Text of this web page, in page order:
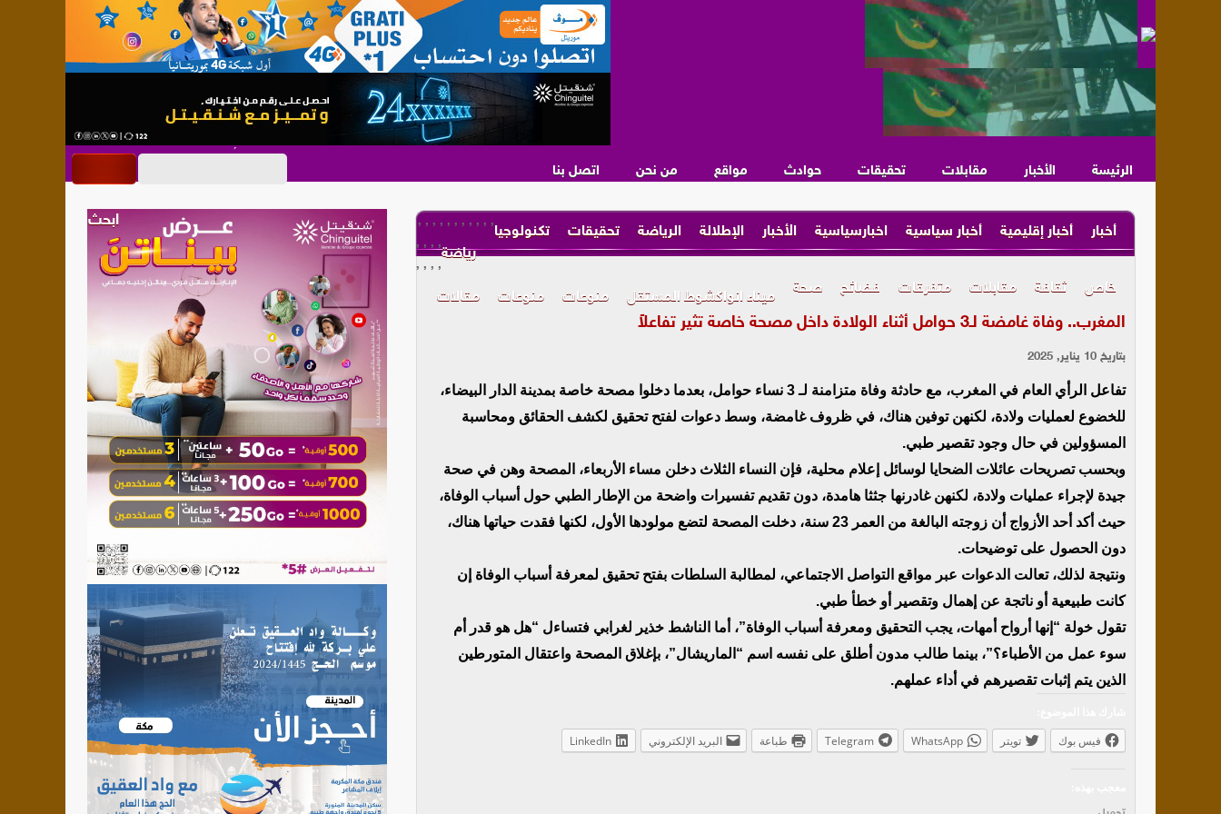
الرئيسة الأخبار مقابلات تحقيقات حوادث مواقع من نحن اتصل بنا
أخبار
,
أخبار إقليمية
,
أخبار سياسية
,
اخبارسياسية
,
الأخبار
,
الإطلالة
,
الرياضة
,
تحقيقات
,
تكنولوجيا
,
ثقافة
,
خاص
,
رياضة
,
صحة
,
فضائح
,
متفرقات
,
مقابلات
,
مقالات
,
منوعات
,
منوعات
,
ميناء انواكشوط المستقل
المغرب.. وفاة غامضة لـ3 حوامل أثناء الولادة داخل مصحة خاصة تثير تفاعلاً
بتاريخ 10 يناير, 2025
تفاعل الرأي العام في المغرب، مع حادثة وفاة متزامنة لـ 3 نساء حوامل، بعدما دخلوا مصحة خاصة بمدينة الدار البيضاء،
للخضوع لعمليات ولادة، لكنهن توفين هناك، في ظروف غامضة، وسط دعوات لفتح تحقيق لكشف الحقائق ومحاسبة
المسؤولين في حال وجود تقصير طبي.
وبحسب تصريحات عائلات الضحايا لوسائل إعلام محلية، فإن النساء الثلاث دخلن مساء الأربعاء، المصحة وهن في صحة
جيدة لإجراء عمليات ولادة، لكنهن غادرنها جثثا هامدة، دون تقديم تفسيرات واضحة من الإطار الطبي حول أسباب الوفاة،
حيث أكد أحد الأزواج أن زوجته البالغة من العمر 23 سنة، دخلت المصحة لتضع مولودها الأول، لكنها فقدت حياتها هناك،
دون الحصول على توضيحات.
ونتيجة لذلك، تعالت الدعوات عبر مواقع التواصل الاجتماعي، لمطالبة السلطات بفتح تحقيق لمعرفة أسباب الوفاة إن
كانت طبيعية أو ناتجة عن إهمال وتقصير أو خطأ طبي.
تقول خولة “إنها أرواح أمهات، يجب التحقيق ومعرفة أسباب الوفاة”، أما الناشط خذير لغرابي فتساءل “هل هو قدر أم
سوء عمل من الأطباء؟”، بينما طالب مدون أطلق على نفسه اسم “الماريشال”، بإغلاق المصحة واعتقال المتورطين
الذين يتم إثبات تقصيرهم في أداء عملهم.
فيس بوك تويتر WhatsApp
Telegram طباعة البريد الإلكتروني LinkedIn